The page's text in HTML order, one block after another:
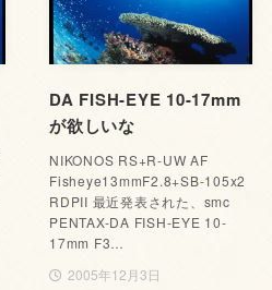
DA FISH-EYE 10-17mm
が欲しいな
NIKONOS RS+R-UW AF
Fisheye13mmF2.8+SB-105x2
RDPII 最近発表された、smc
PENTAX-DA FISH-EYE 10-
17mm F3…
2005年12月3日